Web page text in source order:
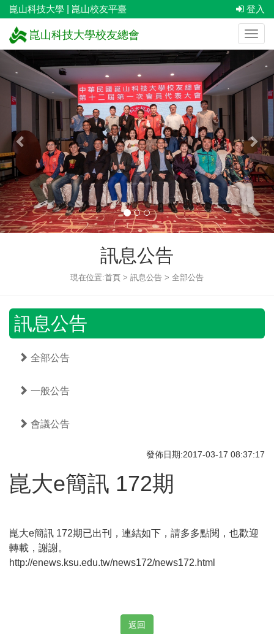
崑山科技大學 崑山校友平臺 登入
崑山科技大學校友總會
上
張
下
一
訊息公告
現在位置:首頁 > 訊息公告 > 全部公告
訊息公告
全部公告
一般公告
會議公告
發佈日期:2017-03-17 08:37:17
崑大e簡訊 172期
崑大e簡訊 172期已出刊，連結如下，請多多點閱，也歡迎
轉載，謝謝。
http://enews.ksu.edu.tw/news172/news172.html
返回